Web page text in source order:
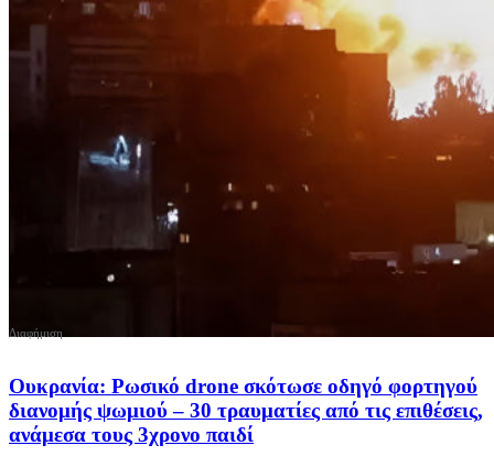
Ουκρανία: Ρωσικό drone σκότωσε οδηγό φορτηγού
διανομής ψωμιού – 30 τραυματίες από τις επιθέσεις,
ανάμεσα τους 3χρονο παιδί